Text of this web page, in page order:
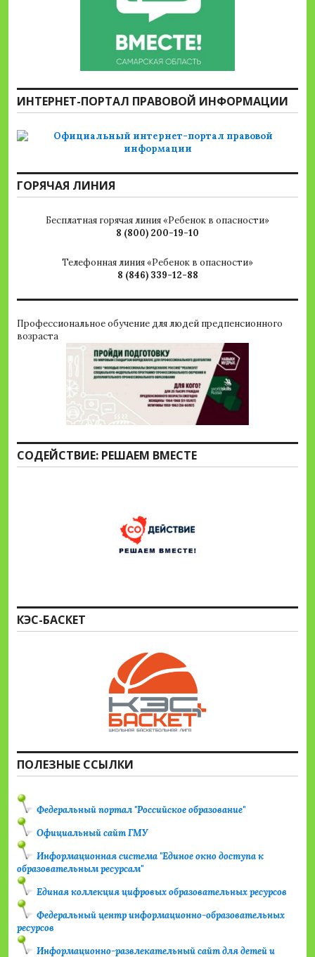
ИНТЕРНЕТ-ПОРТАЛ ПРАВОВОЙ ИНФОРМАЦИИ
ГОРЯЧАЯ ЛИНИЯ
Бесплатная горячая линия «Ребенок в опасности»
8 (800) 200-19-10
Телефонная линия «Ребенок в опасности»
8 (846) 339-12-88
Профессиональное обучение для людей предпенсионного
возраста
СОДЕЙСТВИЕ: РЕШАЕМ ВМЕСТЕ
КЭС-БАСКЕТ
ПОЛЕЗНЫЕ ССЫЛКИ
Федеральный портал "Российское образование"
Официальный сайт ГМУ
Информационная система "Единое окно доступа к
образовательным ресурсам"
Единая коллекция цифровых образовательных ресурсов
Федеральный центр информационно-образовательных
ресурсов
Информационно-развлекательный сайт для детей и